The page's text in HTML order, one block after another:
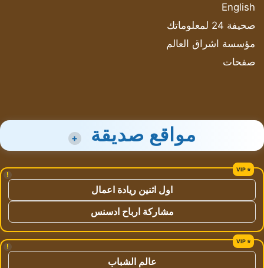
English
صحيفة 24 لمعلوماتك
مؤسسة اشراق العالم
صفحات
مواقع صديقة +
!
اول اثنين ريادة اعمال
مشاركة ارباح ادسنس
!
عالم الشباب